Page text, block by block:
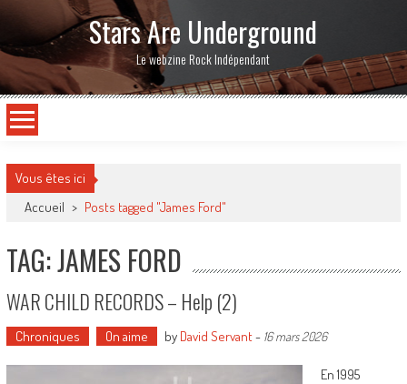
Stars Are Underground
Le webzine Rock Indépendant
Vous êtes ici
Accueil > Posts tagged "James Ford"
TAG: JAMES FORD
WAR CHILD RECORDS – Help (2)
Chroniques On aime by David Servant- 16 mars 2026
En 1995